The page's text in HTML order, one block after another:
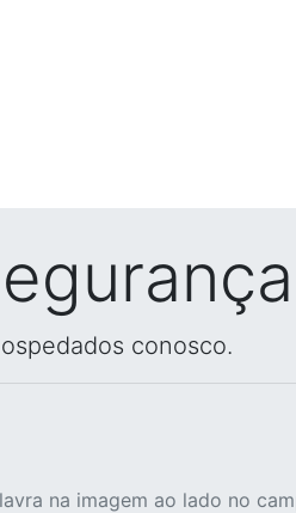
conosco.
na imagem ao lado no